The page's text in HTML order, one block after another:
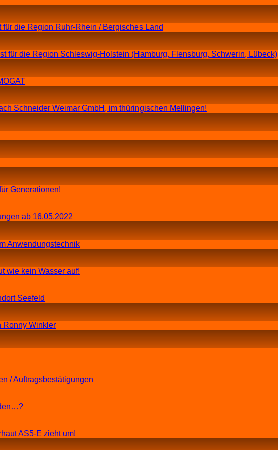
die Region Ruhr-Rhein / Bergisches Land
für die Region Schleswig-Holstein (Hamburg, Flensburg, Schwerin, Lübeck)
Schneider Weimar GmbH, im thüringischen Mellingen!
Generationen!
ab 16.05.2022
Anwendungstechnik
wie kein Wasser auf!
Seefeld
Ronny Winkler
/ Auftragsbestätigungen
AS5-E zieht um!